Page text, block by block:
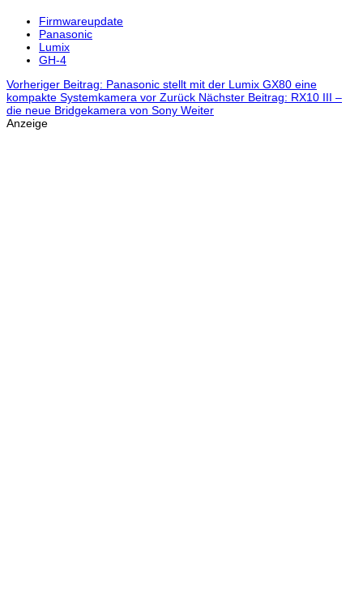
Firmwareupdate
Panasonic
Lumix
GH-4
Vorheriger Beitrag: Panasonic stellt mit der Lumix GX80 eine
kompakte Systemkamera vor Zurück Nächster Beitrag: RX10 III –
die neue Bridgekamera von Sony Weiter
Anzeige